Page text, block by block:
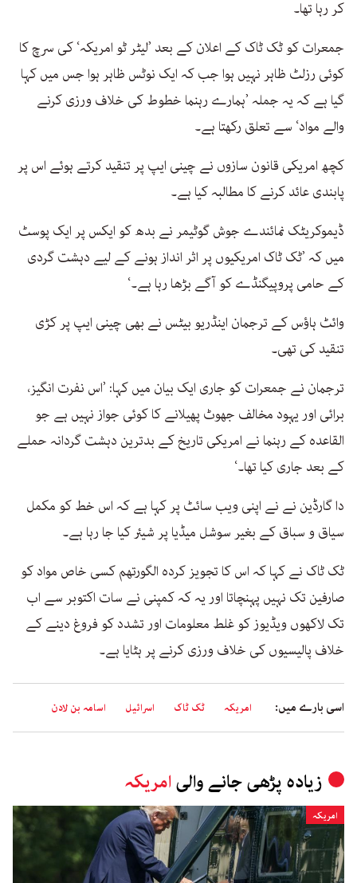
کر رہا تھا۔
جمعرات کو ٹک ٹاک کے اعلان کے بعد ’لیٹر ٹو امریکہ‘ کی سرچ کا
کوئی رزلٹ ظاہر نہیں ہوا جب کہ ایک نوٹس ظاہر ہوا جس میں کہا
گیا ہے کہ یہ جملہ ’ہمارے رہنما خطوط کی خلاف ورزی کرنے
والے مواد‘ سے تعلق رکھتا ہے۔
کچھ امریکی قانون سازوں نے چینی ایپ پر تنقید کرتے ہوئے اس پر
پابندی عائد کرنے کا مطالبہ کیا ہے۔
ڈیموکریٹک نمائندے جوش گوٹیمر نے بدھ کو ایکس پر ایک پوسٹ
میں کہ ’ٹک ٹاک امریکیوں پر اثر انداز ہونے کے لیے دہشت گردی
کے حامی پروپیگنڈے کو آگے بڑھا رہا ہے۔‘
وائٹ ہاؤس کے ترجمان اینڈریو بیٹس نے بھی چینی ایپ پر کڑی
تنقید کی تھی۔
ترجمان نے جمعرات کو جاری ایک بیان میں کہا: ’اس نفرت انگیز،
برائی اور یہود مخالف جھوٹ پھیلانے کا کوئی جواز نہیں ہے جو
القاعدہ کے رہنما نے امریکی تاریخ کے بدترین دہشت گردانہ حملے
کے بعد جاری کیا تھا۔‘
دا گارڈین نے نے اپنی ویب سائٹ پر کہا ہے کہ اس خط کو مکمل
سیاق و سباق کے بغیر سوشل میڈیا پر شیئر کیا جا رہا ہے۔
ٹک ٹاک نے کہا کہ اس کا تجویز کردہ الگورتھم کسی خاص مواد کو
صارفین تک نہیں پہنچاتا اور یہ کہ کمپنی نے سات اکتوبر سے اب
تک لاکھوں ویڈیوز کو غلط معلومات اور تشدد کو فروغ دینے کے
خلاف پالیسیوں کی خلاف ورزی کرنے پر ہٹایا ہے۔
اسی بارے میں: امریکہ ٹک ٹاک اسرائیل اسامہ بن لادن
زیادہ پڑھی جانے والیامریکہ
امریکہ